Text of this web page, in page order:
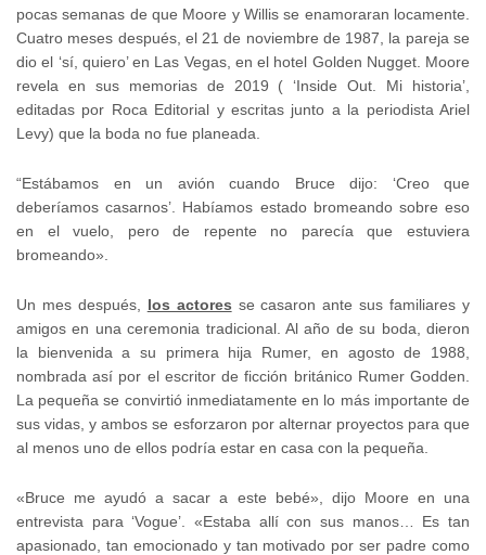
pocas semanas de que Moore y Willis se enamoraran locamente.
Cuatro meses después, el 21 de noviembre de 1987, la pareja se
dio el ‘sí, quiero’ en Las Vegas, en el hotel Golden Nugget. Moore
revela en sus memorias de 2019 ( ‘Inside Out. Mi historia’,
editadas por Roca Editorial y escritas junto a la periodista Ariel
Levy) que la boda no fue planeada.
“Estábamos en un avión cuando Bruce dijo: ‘Creo que
deberíamos casarnos’. Habíamos estado bromeando sobre eso
en el vuelo, pero de repente no parecía que estuviera
bromeando».
Un mes después, los actores se casaron ante sus familiares y
amigos en una ceremonia tradicional. Al año de su boda, dieron
la bienvenida a su primera hija Rumer, en agosto de 1988,
nombrada así por el escritor de ficción británico Rumer Godden.
La pequeña se convirtió inmediatamente en lo más importante de
sus vidas, y ambos se esforzaron por alternar proyectos para que
al menos uno de ellos podría estar en casa con la pequeña.
«Bruce me ayudó a sacar a este bebé», dijo Moore en una
entrevista para ‘Vogue’. «Estaba allí con sus manos… Es tan
apasionado, tan emocionado y tan motivado por ser padre como